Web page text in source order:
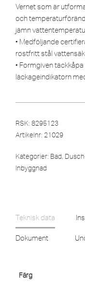
Vernet som är
och
jämn
• Medföljande
rostfritt stål
• Formgiven
läckageindikatorn
RSK: 8295123
Artikelnr: 21029
Kategorier: Bad,
Inbyggnad
Teknisk data
Dokument
Färg